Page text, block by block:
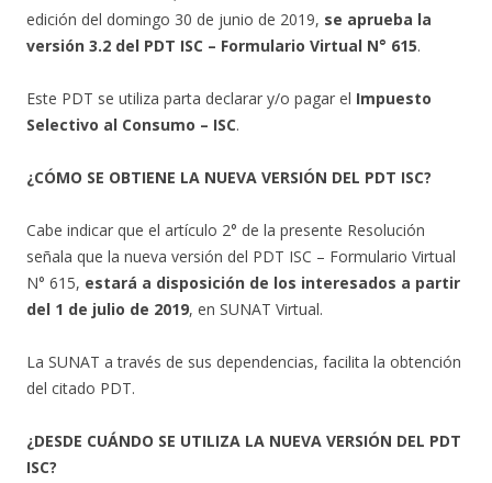
edición del domingo 30 de junio de 2019, se aprueba la
versión 3.2 del PDT ISC – Formulario Virtual N° 615.
Este PDT se utiliza parta declarar y/o pagar el Impuesto
Selectivo al Consumo – ISC.
¿CÓMO SE OBTIENE LA NUEVA VERSIÓN DEL PDT ISC?
Cabe indicar que el artículo 2° de la presente Resolución
señala que la nueva versión del PDT ISC – Formulario Virtual
N° 615, estará a disposición de los interesados a partir
del 1 de julio de 2019, en SUNAT Virtual.
La SUNAT a través de sus dependencias, facilita la obtención
del citado PDT.
¿DESDE CUÁNDO SE UTILIZA LA NUEVA VERSIÓN DEL PDT
ISC?